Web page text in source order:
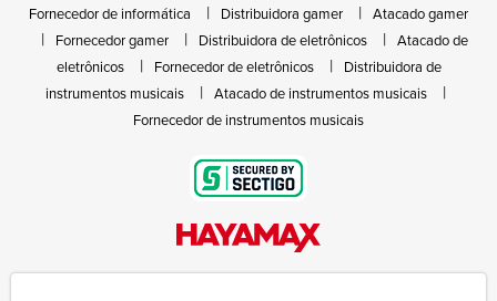
Fornecedor de informática
Distribuidora gamer
Atacado gamer
Fornecedor gamer
Distribuidora de eletrônicos
Atacado de
eletrônicos
Fornecedor de eletrônicos
Distribuidora de
instrumentos musicais
Atacado de instrumentos musicais
Fornecedor de instrumentos musicais